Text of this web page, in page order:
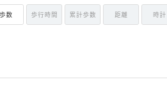
歩数 歩行時間 累計歩数 距離 時計